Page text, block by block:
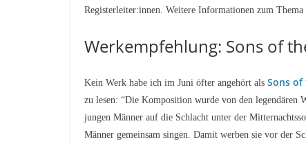
Registerleiter:innen. Weitere Informationen zum Thema
Werkempfehlung: Sons of
Kein Werk habe ich im Juni öfter angehört als Sons
zu lesen: “Die Komposition wurde von den
jungen Männer auf die Schlacht unter der
Männer gemeinsam singen. Damit werben sie vor der